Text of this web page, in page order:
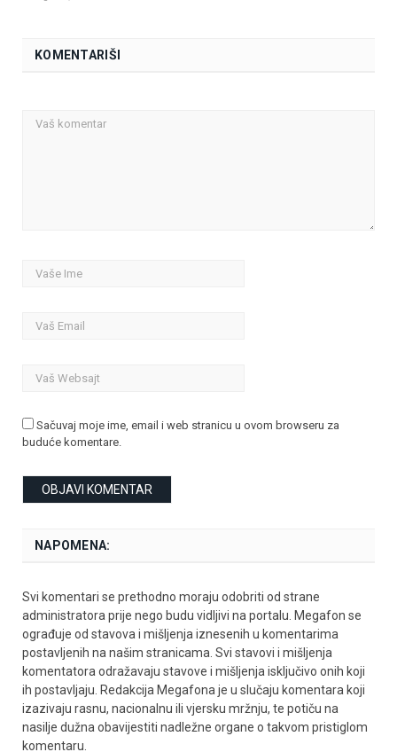
KOMENTARIŠI
Sačuvaj moje ime, email i web stranicu u ovom browseru za
buduće komentare.
NAPOMENA:
Svi komentari se prethodno moraju odobriti od strane
administratora prije nego budu vidljivi na portalu. Megafon se
ograđuje od stavova i mišljenja iznesenih u komentarima
postavljenih na našim stranicama. Svi stavovi i mišljenja
komentatora odražavaju stavove i mišljenja isključivo onih koji
ih postavljaju. Redakcija Megafona je u slučaju komentara koji
izazivaju rasnu, nacionalnu ili vjersku mržnju, te potiču na
nasilje dužna obavijestiti nadležne organe o takvom pristiglom
komentaru.